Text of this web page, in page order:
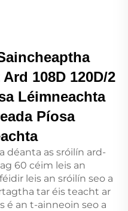
108D 120D/2
Léimneachta
Píosa
déanta as sróilín ard-
60 céim leis an
leis an sróilín seo a
tar éis teacht ar
é an t-ainneoin seo a